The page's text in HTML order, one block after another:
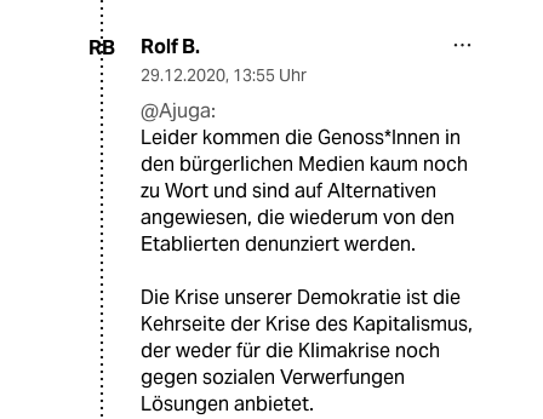
RB Rolf B.
29.12.2020, 13:55 Uhr
@Ajuga:
Leider kommen die Genoss*Innen in
den bürgerlichen Medien kaum noch
zu Wort und sind auf Alternativen
angewiesen, die wiederum von den
Etablierten denunziert werden.
Die Krise unserer Demokratie ist die
Kehrseite der Krise des Kapitalismus,
der weder für die Klimakrise noch
gegen sozialen Verwerfungen
Lösungen anbietet.